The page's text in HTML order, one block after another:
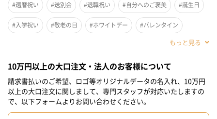
#還暦祝い #送別会 #退職祝い #自分へのご褒美 #誕生日
#入学祝い #敬老の日 #ホワイトデー #バレンタイン
#部下男性
#弟 #兄 #妹 #姉 #息子 #娘 #姪 #甥
#女子大学生 #部下女性 #義父 #義母 #親戚男性
#親戚女性 #男子高校生 #女子高校生 #母親
10万円以上の大口注文・法人のお客様について
請求書払いのご希望、ロゴ等オリジナルデータの名入れ、10万円
以上の大口注文に関しまして、専門スタッフが対応いたしますの
で、以下フォームよりお問い合わせください。